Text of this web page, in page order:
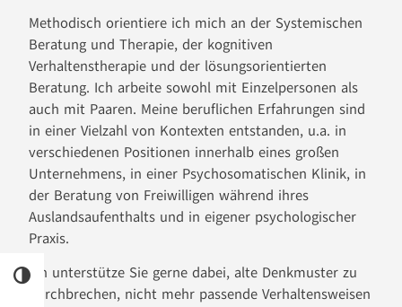
UMSCHALTEN AUF HOHE KONTRASTE
Methodisch orientiere ich mich an der Systemischen
Beratung und Therapie, der kognitiven
Verhaltenstherapie und der lösungsorientierten
Beratung. Ich arbeite sowohl mit Einzelpersonen als
auch mit Paaren. Meine beruflichen Erfahrungen sind
in einer Vielzahl von Kontexten entstanden, u.a. in
verschiedenen Positionen innerhalb eines großen
Unternehmens, in einer Psychosomatischen Klinik, in
der Beratung von Freiwilligen während ihres
Auslandsaufenthalts und in eigener psychologischer
Praxis.
Ich unterstütze Sie gerne dabei, alte Denkmuster zu
durchbrechen, nicht mehr passende Verhaltensweisen